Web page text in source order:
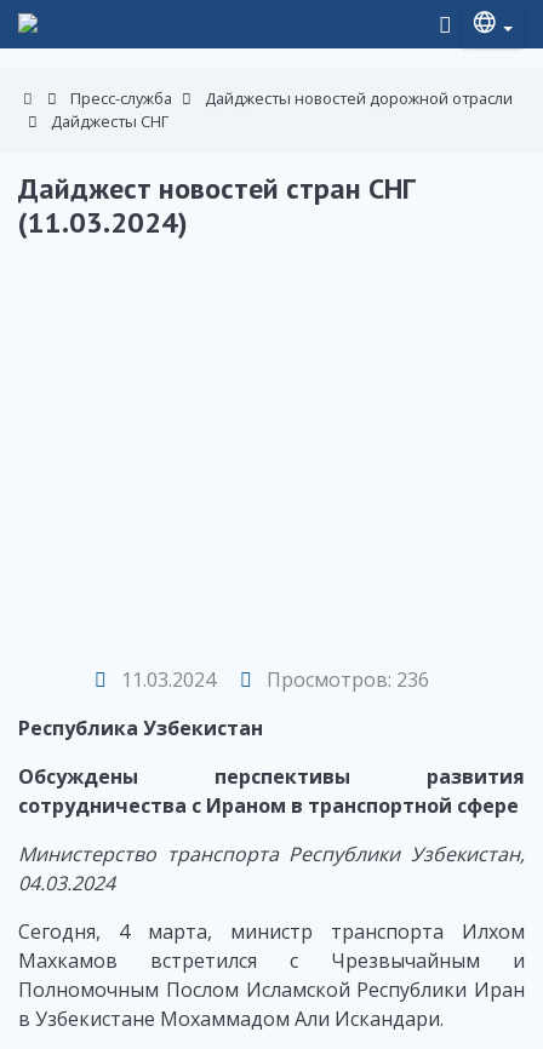
Пресс-служба
Дайджесты новостей дорожной отрасли
Дайджесты СНГ
Дайджест новостей стран СНГ
(11.03.2024)
11.03.2024
Просмотров: 236
Республика Узбекистан
Обсуждены перспективы развития
сотрудничества с Ираном в транспортной сфере
Министерство транспорта Республики Узбекистан,
04.03.2024
Сегодня, 4 марта, министр транспорта Илхом
Махкамов встретился с Чрезвычайным и
Полномочным Послом Исламской Республики Иран
в Узбекистане Мохаммадом Али Искандари.